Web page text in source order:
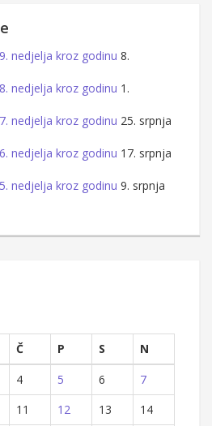
nedjelja kroz godinu 8.
nedjelja kroz godinu 1.
nedjelja kroz godinu 25. srpnja
nedjelja kroz godinu 17. srpnja
nedjelja kroz godinu 9. srpnja
Č P S
N
4 5 6
7
11 12 13
14